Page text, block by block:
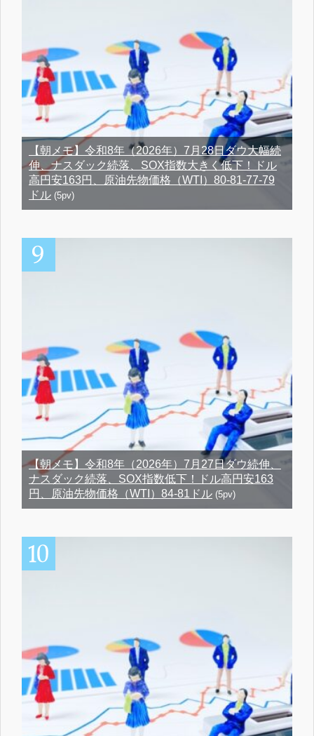
【朝メモ】令和8年（2026年）7月28日ダウ大幅続
伸、ナスダック続落、SOX指数大きく低下！ドル
高円安163円、原油先物価格（WTI）80-81-77-79
ドル (5pv)
【朝メモ】令和8年（2026年）7月27日ダウ続伸、
ナスダック続落、SOX指数低下！ドル高円安163
円、原油先物価格（WTI）84-81ドル (5pv)